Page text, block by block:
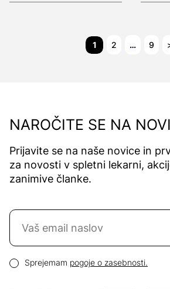
1 2 … 9
NAROČITE SE NA
Prijavite se na naše novice in
za novosti v spletni lekarni,
zanimive članke.
Naročite se na novice
Pogoji zasebnosti
Sprejemam pogoje o zasebnosti.